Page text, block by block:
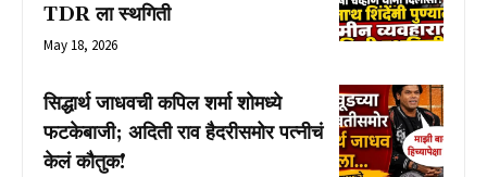
TDR ला स्थगिती
May 18, 2026
सिद्धार्थ जाधवची कपिल शर्मा शोमध्ये
फटकेबाजी; अदिती राव हैदरीसमोर पत्नीचं
केलं कौतुक!